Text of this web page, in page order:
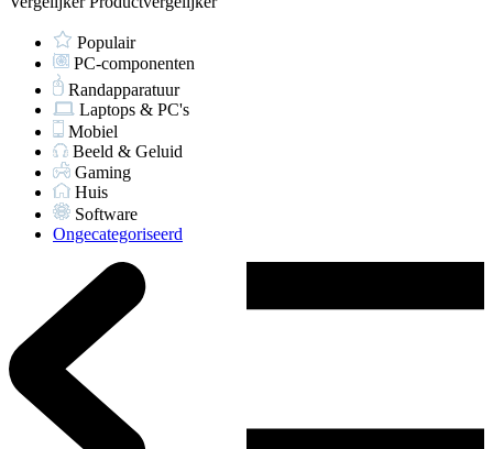
Populair
PC-componenten
Randapparatuur
Laptops & PC's
Mobiel
Beeld & Geluid
Gaming
Huis
Software
Ongecategoriseerd